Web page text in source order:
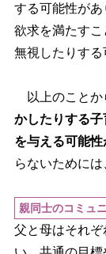
する可能性が
欲求を満たす
無視したりする
以上のことか
かしたりする
を与える可能性
らないために
親同士のコミュ
父と母はそれ